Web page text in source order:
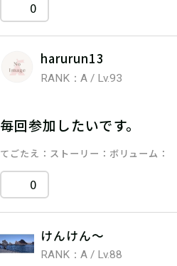
0
harurun13
RANK：A / Lv.93
毎回参加したいです。
てごたえ ストーリー ボリューム
0
けんけん〜
RANK：A / Lv.88